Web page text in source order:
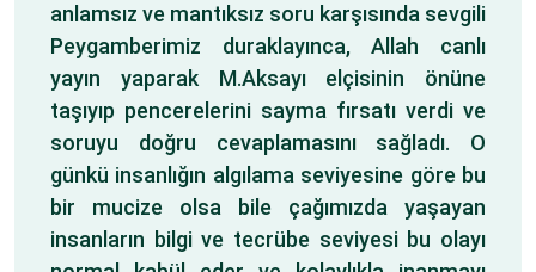
anlamsız ve mantıksız soru karşısında sevgili
Peygamberimiz duraklayınca, Allah canlı
yayın yaparak M.Aksayı elçisinin önüne
taşıyıp pencerelerini sayma fırsatı verdi ve
soruyu doğru cevaplamasını sağladı. O
günkü insanlığın algılama seviyesine göre bu
bir mucize olsa bile çağımızda yaşayan
insanların bilgi ve tecrübe seviyesi bu olayı